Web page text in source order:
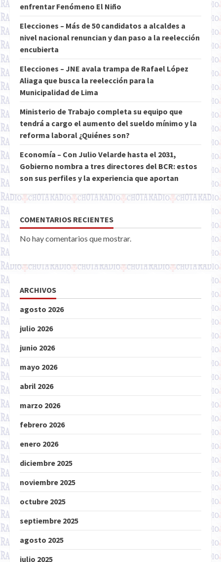
enfrentar Fenómeno El Niño
Elecciones – Más de 50 candidatos a alcaldes a
nivel nacional renuncian y dan paso a la reelección
encubierta
Elecciones – JNE avala trampa de Rafael López
Aliaga que busca la reelección para la
Municipalidad de Lima
Ministerio de Trabajo completa su equipo que
tendrá a cargo el aumento del sueldo mínimo y la
reforma laboral ¿Quiénes son?
Economía – Con Julio Velarde hasta el 2031,
Gobierno nombra a tres directores del BCR: estos
son sus perfiles y la experiencia que aportan
COMENTARIOS RECIENTES
No hay comentarios que mostrar.
ARCHIVOS
agosto 2026
julio 2026
junio 2026
mayo 2026
abril 2026
marzo 2026
febrero 2026
enero 2026
diciembre 2025
noviembre 2025
octubre 2025
septiembre 2025
agosto 2025
julio 2025